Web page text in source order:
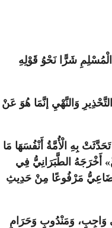
شَرًّا نَحْوُ قَوْلِهِ
وَالنَّهْيِ إنَّمَا هُوَ عَنْ
بِهِ الْأُمَّةُ أَنْفُسَهَا مَا
أَخْرَجَهُ الطَّبَرَانِيُّ فِي
مَرْفُوعًا مِنْ حَدِيثِ
وَاجِبٍ، وَمَنْدُوبٍ وَحَرَامٍ